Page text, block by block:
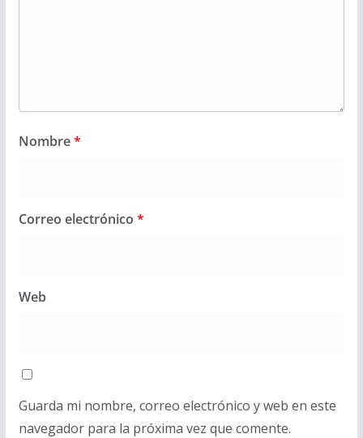
Nombre*
Correo electrónico *
Web
Guarda mi nombre, correo electrónico y web en este
navegador para la próxima vez que comente.